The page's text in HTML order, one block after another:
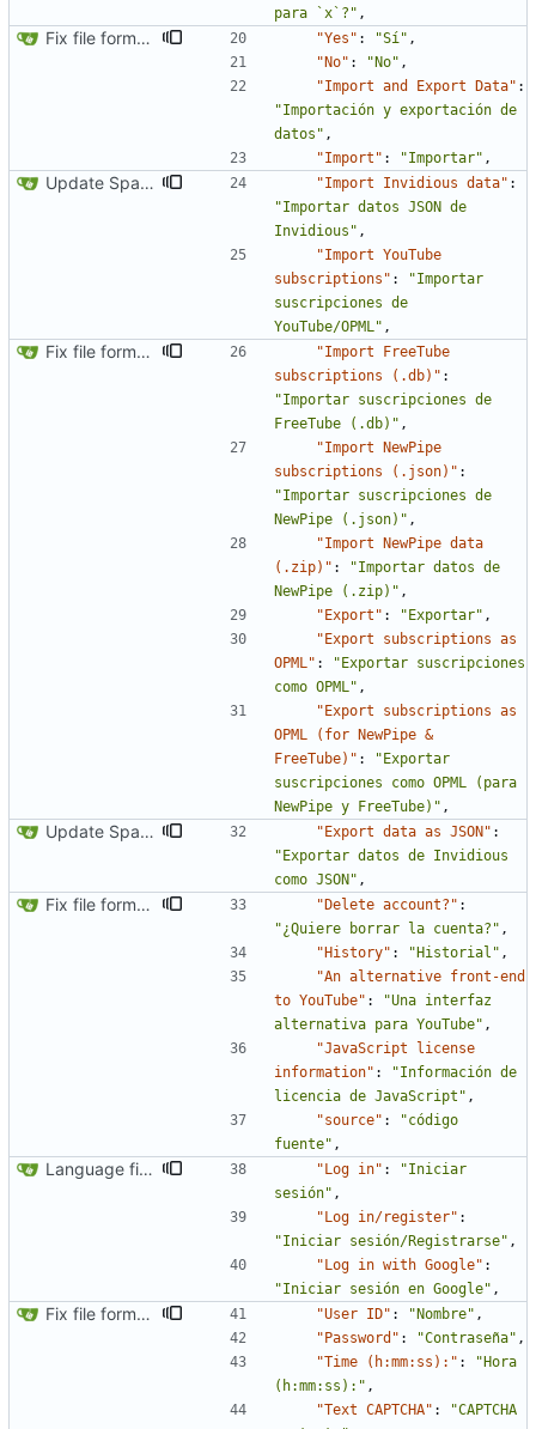
para `x`?" ,
Fix file formatting for locales "Yes" : "Sí" ,
"No" : "No" ,
"Import and Export Data" :
"Importación y exportación de
datos" ,
"Import" : "Importar" ,
Update Spanish translation "Import Invidious data" :
"Importar datos JSON de
Invidious" ,
"Import YouTube
subscriptions" :
"Importar
suscripciones de
YouTube/OPML" ,
Fix file formatting for locales
"Import FreeTube
subscriptions (.db)" :
"Importar suscripciones de
FreeTube (.db)" ,
"Import NewPipe
subscriptions (.json)" :
"Importar suscripciones de
NewPipe (.json)" ,
"Import NewPipe data
(.zip)" :
"Importar datos de
NewPipe (.zip)" ,
"Export" : "Exportar" ,
"Export subscriptions as
OPML" :
"Exportar suscripciones
como OPML" ,
"Export subscriptions as
OPML (for NewPipe &
FreeTube)" :
"Exportar
suscripciones como OPML (para
NewPipe y FreeTube)" ,
Update Spanish translation "Export data as JSON" :
"Exportar datos de Invidious
como JSON" ,
Fix file formatting for locales "Delete account?" :
"¿Quiere borrar la cuenta?" ,
"History" : "Historial" ,
"An alternative front-end
to YouTube" :
"Una interfaz
alternativa para YouTube" ,
"JavaScript license
information" :
"Información de
licencia de JavaScript" ,
"source" :
"código
fuente" ,
Language fixes ( #366 "Log in" :
"Iniciar
sesión" ,
"Log in/register" :
"Iniciar sesión/Registrarse" ,
"Log in with Google" :
"Iniciar sesión en Google" ,
Fix file formatting for locales "User ID" : "Nombre" ,
"Password" : "Contraseña" ,
"Time (h:mm:ss):" :
"Hora
(h:mm:ss):" ,
"Text CAPTCHA" :
"CAPTCHA